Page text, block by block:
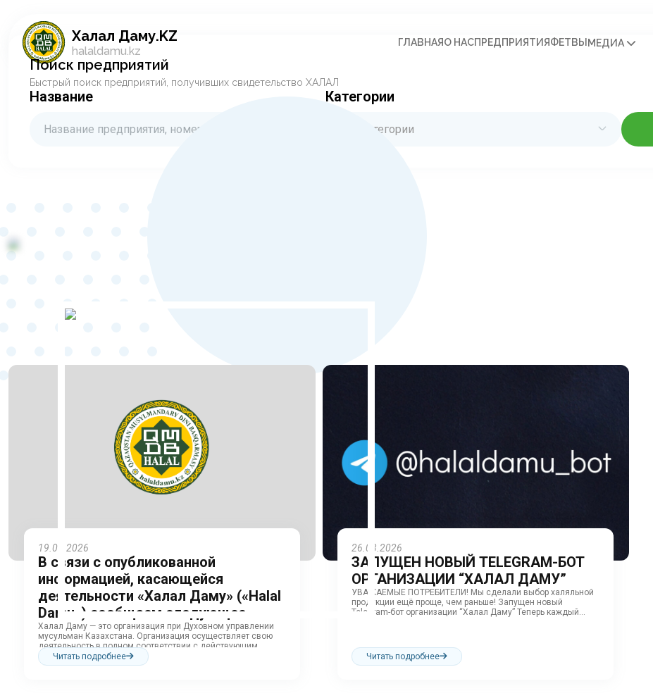
Халал Даму.KZ
halaldamu.kz
ГЛАВНАЯО НАСПРЕДПРИЯТИЯФЕТВЫ МЕДИА
Поиск предприятий
Быстрый поиск предприятий, получивших свидетельство ХАЛАЛ
Название Категории
Все категории
19.05.2026
В связи с опубликованной
информацией, касающейся
деятельности «Халал Даму» («Halal
Damu») сообщаем следующее
Халал Даму — это организация при Духовном управлении
мусульман Казахстана. Организация осуществляет свою
деятельность в полном соответствии с действующим
законодательством...
Читать подробнее
26.03.2026
ЗАПУЩЕН НОВЫЙ TELEGRAM-БОТ
ОРГАНИЗАЦИИ “ХАЛАЛ ДАМУ”
УВАЖАЕМЫЕ ПОТРЕБИТЕЛИ! Мы сделали выбор халяльной
продукции ещё проще, чем раньше! Запущен новый
Telegram-бот организации “Халал Даму” Теперь каждый
Читать подробнее